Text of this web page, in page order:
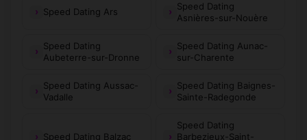
Speed Dating Ars
Speed Dating
Asnières-sur-Nouère
Speed Dating
Aubeterre-sur-Dronne
Speed Dating Aunac-
sur-Charente
Speed Dating Aussac-
Vadalle
Speed Dating Baignes-
Sainte-Radegonde
Speed Dating Balzac
Speed Dating
Barbezieux-Saint-